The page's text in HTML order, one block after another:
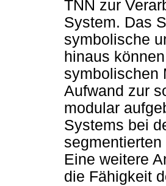
TNN zur
System. Das
symbolische
hinaus
symbolischen
Aufwand zur
modular
Systems bei
Eine weitere
die Fähigkeit